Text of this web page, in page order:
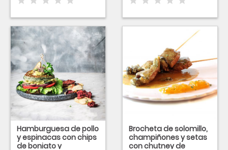
Hamburguesa de pollo
y espinacas con chips
de boniato y
Brocheta de solomillo,
champiñones y setas
con chutney de